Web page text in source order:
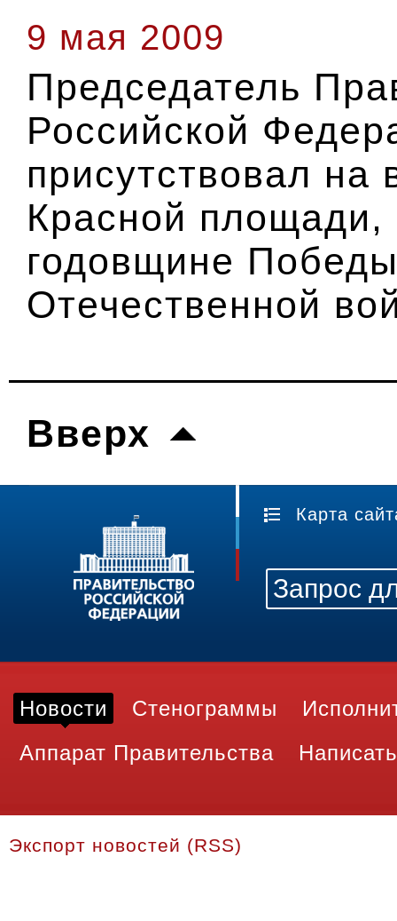
9 мая 2009
Председатель
Российской
присутствовал
Красной
годовщине
Отечественной
Вверх
Карта
Новости Стенограммы
Аппарат Правительства
Экспорт новостей (RSS)